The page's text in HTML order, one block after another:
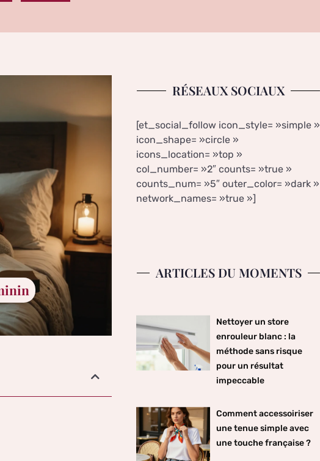
RÉSEAUX SOCIAUX
[et_social_follow icon_style= »simple »
icon_shape= »circle »
icons_location= »top »
col_number= »2″ counts= »true »
counts_num= »5″ outer_color= »dark »
network_names= »true »]
ARTICLES DU MOMENTS
Nettoyer un store
enrouleur blanc : la
méthode sans risque
pour un résultat
impeccable
Comment accessoiriser
une tenue simple avec
une touche française ?